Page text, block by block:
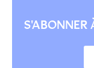
S'ABONNER